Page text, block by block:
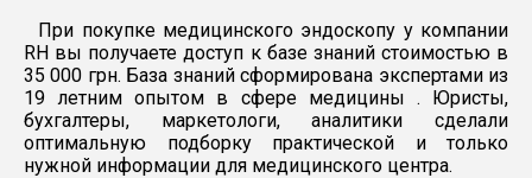
При покупке медицинского эндоскопу у компании
RH вы получаете доступ к базе знаний стоимостью в
35 000 грн. База знаний сформирована экспертами из
19 летним опытом в сфере медицины . Юристы,
бухгалтеры, маркетологи, аналитики сделали
оптимальную подборку практической и только
нужной информации для медицинского центра.